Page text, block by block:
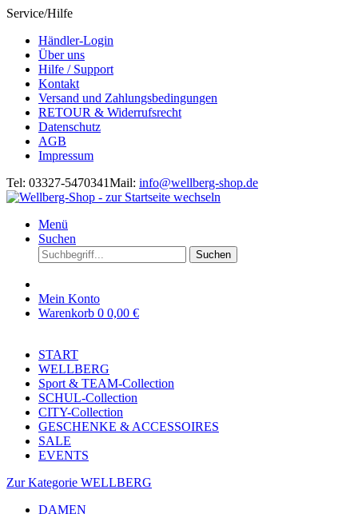
Service/Hilfe
Händler-Login
Über uns
Hilfe / Support
Kontakt
Versand und Zahlungsbedingungen
RETOUR & Widerrufsrecht
Datenschutz
AGB
Impressum
Tel: 03327-5470341Mail: info@wellberg-shop.de
Menü
Suchen
Suchen
Mein Konto
Warenkorb 0 0,00 €
START
WELLBERG
Sport & TEAM-Collection
SCHUL-Collection
CITY-Collection
GESCHENKE & ACCESSOIRES
SALE
EVENTS
Zur Kategorie WELLBERG
DAMEN